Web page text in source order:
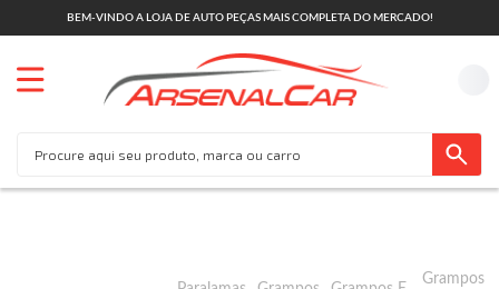
BEM-VINDO A LOJA DE AUTO PEÇAS MAIS COMPLETA DO MERCADO!
Grampos